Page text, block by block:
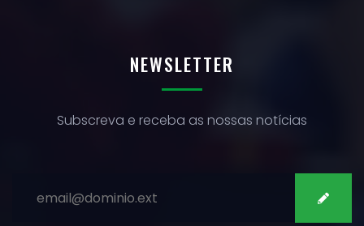
NEWSLETTER
Subscreva e receba as nossas notícias